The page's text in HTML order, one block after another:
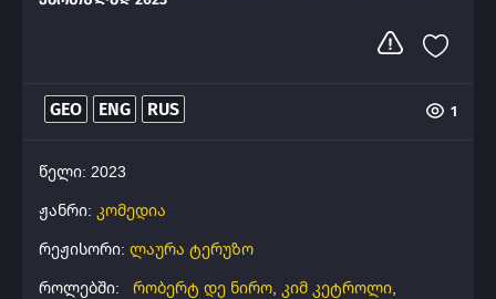
GEO ENG RUS 1
წელი: 2023
ჟანრი: კომედია
რეჟისორი: ლაურა ტერუზო
როლებში:
რობერტ დე ნირო, კიმ კეტროლი,